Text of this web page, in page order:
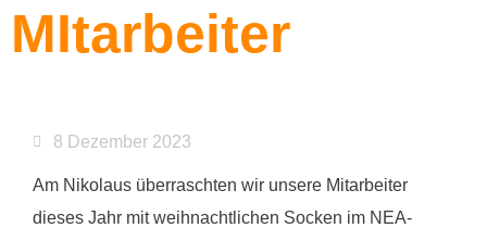
MItarbeiter
8 Dezember 2023
Am Nikolaus überraschten wir unsere Mitarbeiter
dieses Jahr mit weihnachtlichen Socken im NEA-